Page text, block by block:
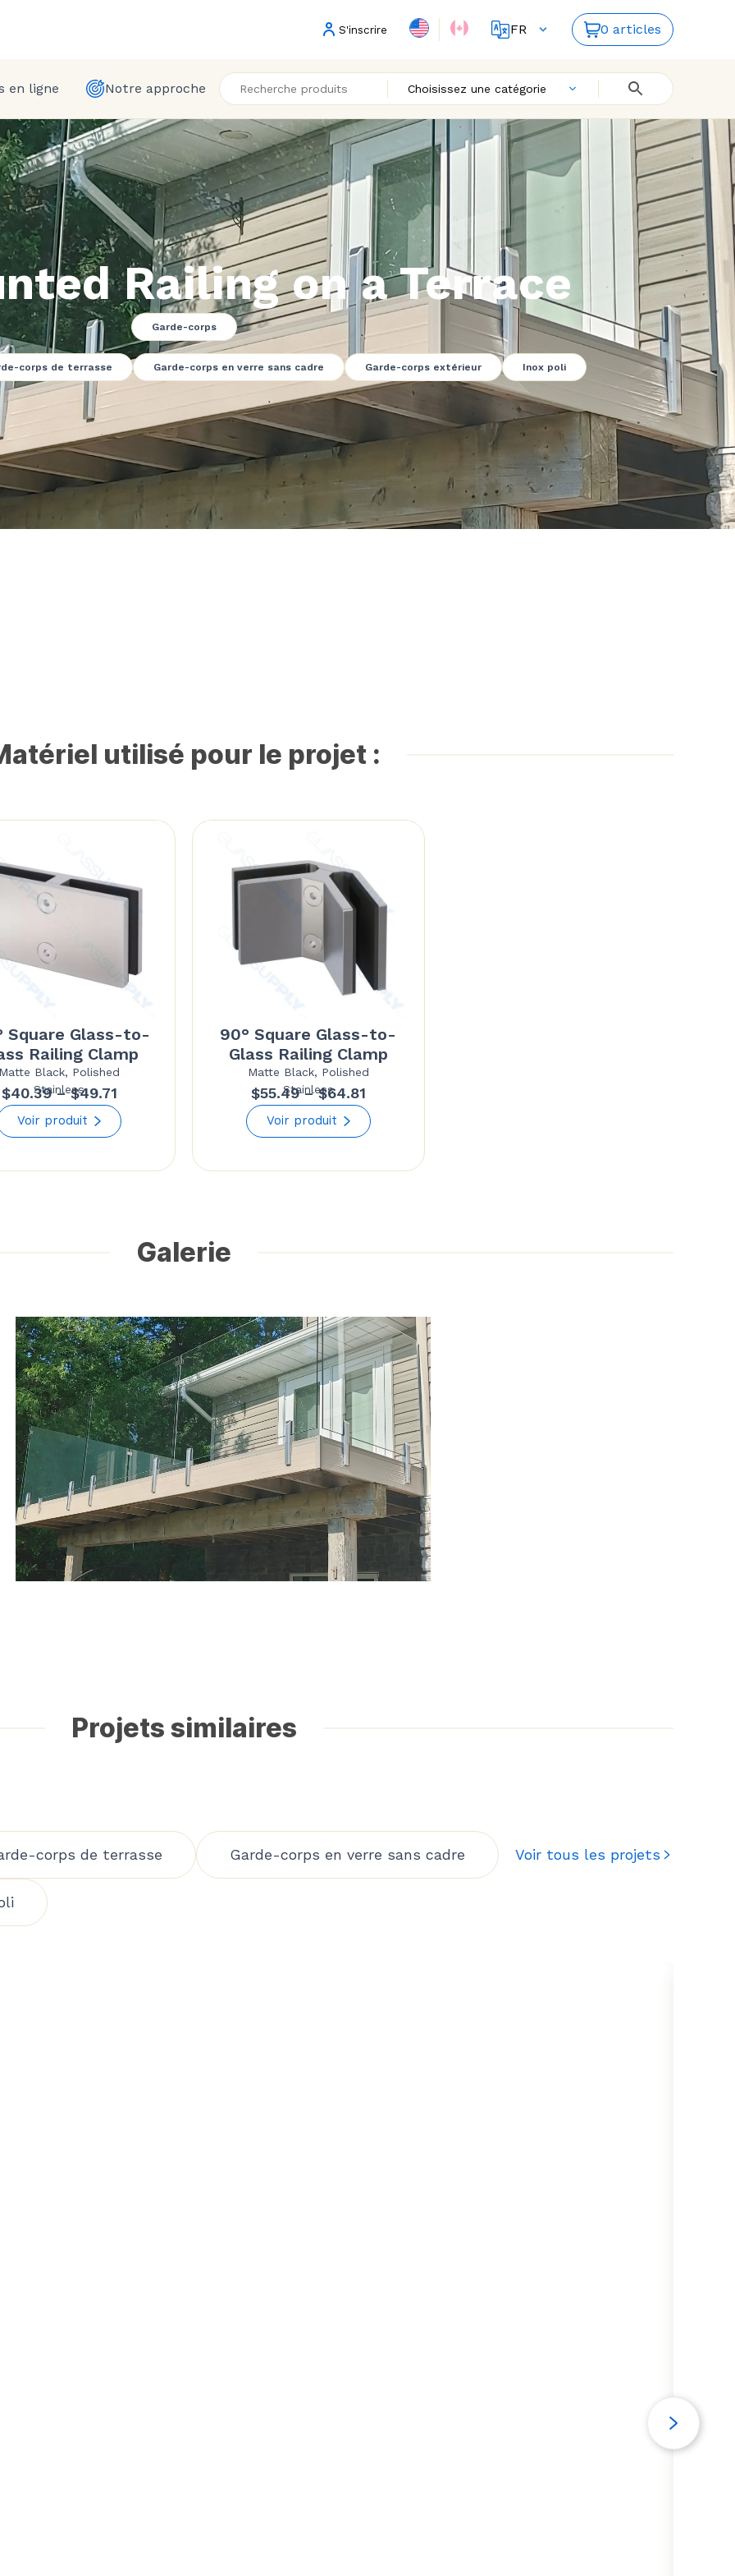
S'inscrire
FR
EN
0 articles
en ligne Notre approche Choisissez une catégorie
Railing on a Terrace
Garde-corps
corps de terrasse Garde-corps en verre sans cadre Garde-corps extérieur Inox poli
utilisé pour le projet :
Square Glass-to-
Railing Clamp
Matte Black, Polished
Stainless
$40.39 – $49.71Price
range:
$40.39
through
Voir produit
90° Square Glass-to-
Glass Railing Clamp
Matte Black, Polished
Stainless
$55.49 – $64.81Price
range:
$55.49
through
Voir produit
Galerie
Projets similaires
corps de terrasse Garde-corps en verre sans cadre Voir tous les projets